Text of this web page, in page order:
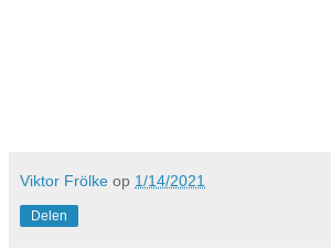
Viktor Frölke op 1/14/2021
Delen